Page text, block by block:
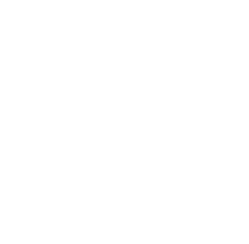
и пригласил потом нас
человеком.
терпения и